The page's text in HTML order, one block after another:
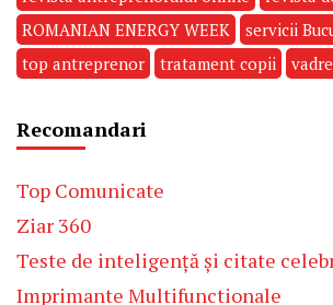
ROMANIAN ENERGY WEEK
servicii
top antreprenor
tratament copii
Recomandari
Top Comunicate
Ziar 360
Teste de inteligență și citate
Imprimante Multifunctionale